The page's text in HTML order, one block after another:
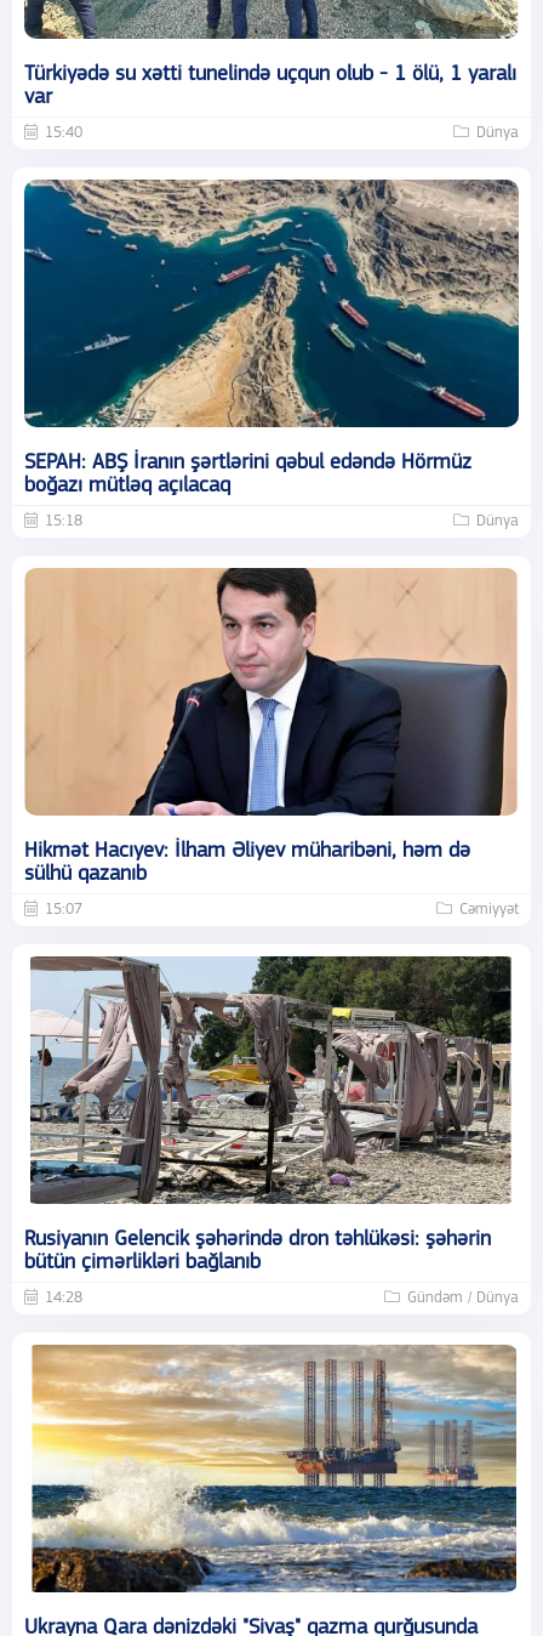
Türkiyədə su xətti tunelində uçqun olub - 1 ölü, 1 yaralı
var
15:40 Dünya
SEPAH: ABŞ İranın şərtlərini qəbul edəndə Hörmüz
boğazı mütləq açılacaq
15:18 Dünya
Hikmət Hacıyev: İlham Əliyev müharibəni, həm də
sülhü qazanıb
15:07 Cəmiyyət
Rusiyanın Gelencik şəhərində dron təhlükəsi: şəhərin
bütün çimərlikləri bağlanıb
14:28 Gündəm / Dünya
Ukrayna Qara dənizdəki "Sivaş" qazma qurğusunda